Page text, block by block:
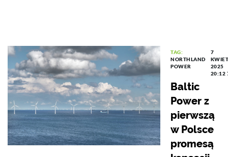
TAG:
NORTHLAND
POWER
7
2025
20:12
Baltic
Power z
pierwszą
w Polsce
promesą